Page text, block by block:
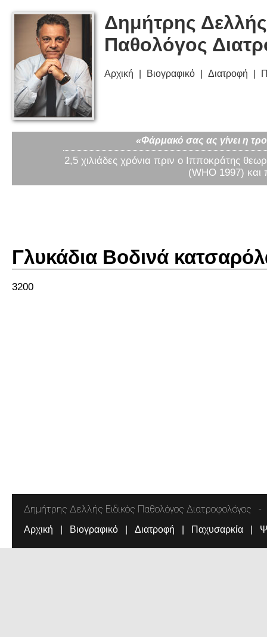
Δημήτρης
Παθολόγος
Αρχική Βιογραφικό Διατροφή
«Φάρμακό σας ας γίνει η
2,5 χιλιάδες χρόνια πριν ο Ιπποκράτης
(WHO 1997) και
Γλυκάδια Βοδινά
3200
Δημήτρης Δελλής Ειδικός Παθολόγος Διατροφολόγος
Αρχική Βιογραφικό Διατροφή Παχυσαρκία